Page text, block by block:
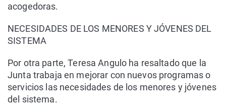
acogedoras.
NECESIDADES DE LOS MENORES Y JÓVENES DEL
SISTEMA
Por otra parte, Teresa Angulo ha resaltado que la
Junta trabaja en mejorar con nuevos programas o
servicios las necesidades de los menores y jóvenes
del sistema.